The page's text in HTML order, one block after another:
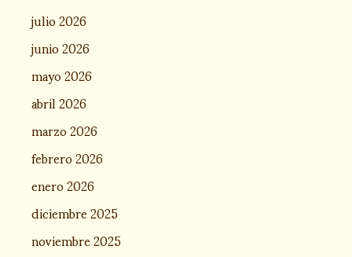
julio 2026
junio 2026
mayo 2026
abril 2026
marzo 2026
febrero 2026
enero 2026
diciembre 2025
noviembre 2025